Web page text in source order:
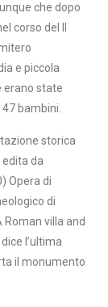
che dopo
corso del II
e piccola
erano state
bambini.
storica
da
Opera di
di
Roman villa and
l’ultima
il monumento